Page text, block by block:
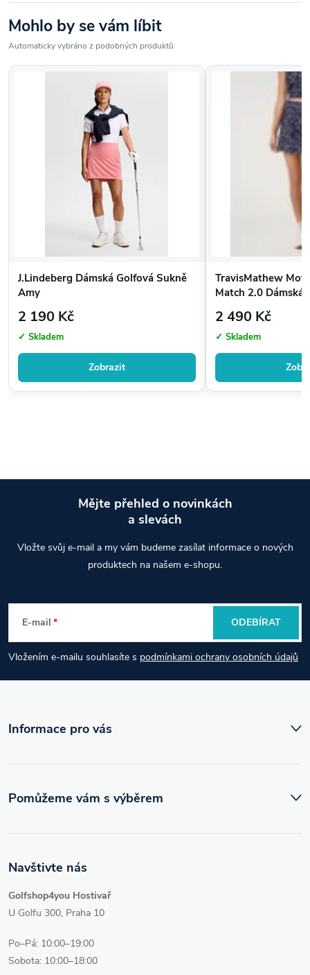
Mohlo by se vám líbit
Automaticky vybráno z podobných produktů
J.Lindeberg Dámská Golfová Sukně
Amy
2 190 Kč
✓ Skladem
Zobrazit
TravisMathew
Match 2.0 Dámská
2 490 Kč
✓ Skladem
p
a
t
Mějte přehled o novinkách
a slevách
Vložte svůj e-mail a my vám budeme zasílat informace o nových
produktech na našem e-shopu.
E-mail
Vložením e-mailu souhlasíte s podmínkami ochrany osobních údajů
ODEBÍRAT
Informace pro vás
Navštivte nás
Golfshop4you Hostivař
U Golfu 300, Praha 10
Po–Pá: 10:00–19:00
Sobota: 10:00–18:00
Pomůžeme vám s výběrem